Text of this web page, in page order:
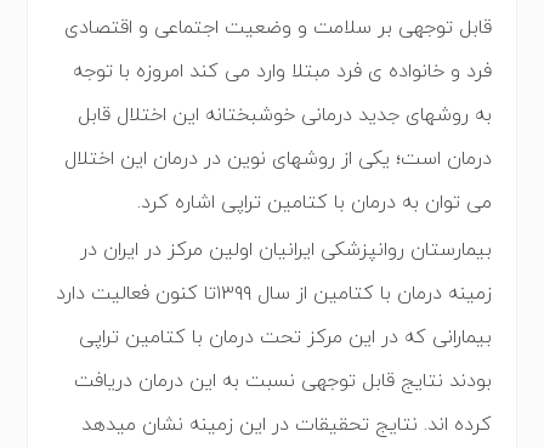
قابل توجهی بر سلامت و وضعیت اجتماعی و اقتصادی
فرد و خانواده ی فرد مبتلا وارد می کند امروزه با توجه
به روشهای جدید درمانی خوشبختانه این اختلال قابل
درمان است؛ یکی از روشهای نوین در درمان این اختلال
می توان به درمان با کتامین تراپی اشاره کرد.
بیمارستان روانپزشکی ایرانیان اولین مرکز در ایران در
زمینه درمان با کتامین از سال ۱۳۹۹تا کنون فعالیت دارد
بیمارانی که در این مرکز تحت درمان با کتامین تراپی
بودند نتایج قابل توجهی نسبت به این درمان دریافت
کرده اند. نتایج تحقیقات در این زمینه نشان میدهد